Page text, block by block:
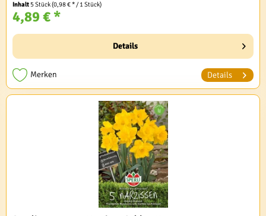
Inhalt 5 Stück(0,98 € * / 1 Stück)
4,89 € *
Details
Merken Details